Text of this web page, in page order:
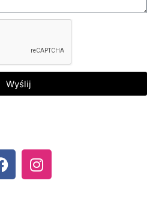
Wyślij